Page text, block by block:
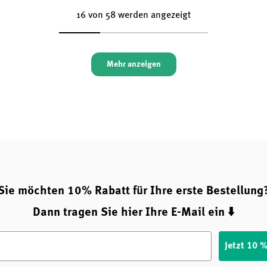
16 von 58 werden angezeigt
Mehr anzeigen
möchten 10% Rabatt für Ihre erste
Dann tragen Sie hier Ihre E-Mail ein ⬇️
Jetzt 10